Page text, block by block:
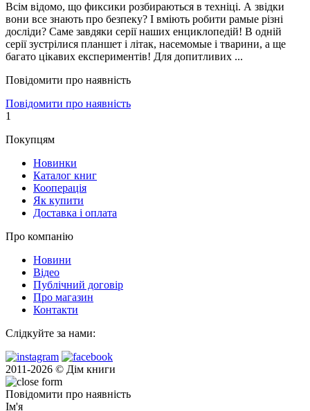
Всім відомо, що фиксики розбираються в техніці. А звідки
вони все знають про безпеку? І вміють робити рамые різні
досліди? Саме завдяки серії наших енциклопедій! В одній
серії зустрілися планшет і літак, насемомые і тварини, а ще
багато цікавих експериментів! Для допитливих ...
Повідомити про наявність
Повідомити про наявність
1
Покупцям
Новинки
Каталог книг
Кооперація
Як купити
Доставка і оплата
Про компанію
Новини
Відео
Публічний договір
Про магазин
Контакти
Слідкуйте за нами:
2011-2026 © Дім книги
Повідомити про наявність
Ім'я